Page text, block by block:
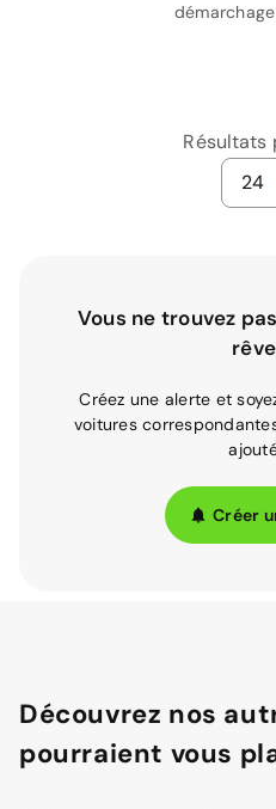
Résultats
24
Vous ne trouvez
Créez une alerte et
voitures
Créer
Découvrez nos
pourraient vous